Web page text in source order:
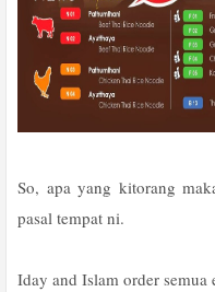
So, apa yang kitorang
pasal tempat ni.
Iday and Islam order semua